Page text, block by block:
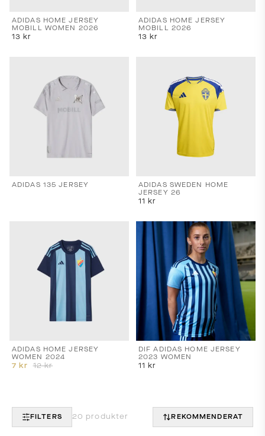
ADIDAS HOME JERSEY
MOBILL WOMEN 2026
13 kr
ADIDAS HOME JERSEY
MOBILL 2026
13 kr
ADIDAS 135 JERSEY
ADIDAS SWEDEN HOME
JERSEY 26
11 kr
ADIDAS HOME JERSEY
WOMEN 2024
7 kr 12kr
DIF ADIDAS HOME JERSEY
2023 WOMEN
11 kr
FILTERS 20 produkter REKOMMENDERAT